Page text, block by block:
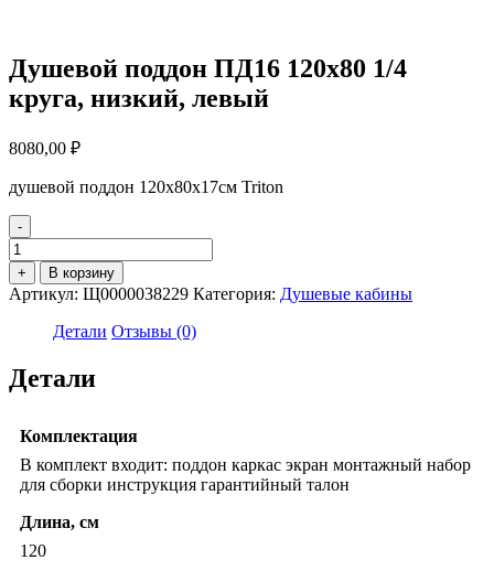
Душевой поддон ПД16 120х80 1/4
круга, низкий, левый
8080,00 ₽
душевой поддон 120x80x17см Triton
-
Количество
товара
Душевой
поддон
120х80
1/4
круга,
+ В корзину
Артикул: Щ0000038229 Категория: Душевые кабины
Детали Отзывы (0)
Детали
Комплектация
В комплект входит: поддон каркас экран монтажный набор
для сборки инструкция гарантийный талон
Длина, см
120